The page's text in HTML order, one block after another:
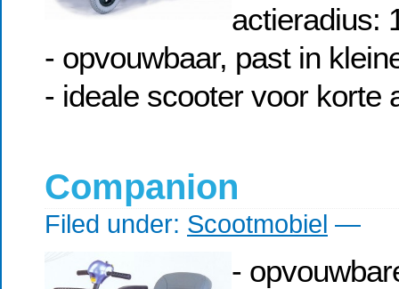
actieradius:
- opvouwbaar, past in
- ideale scooter voor korte
Companion
Filed under: Scootmobiel —
-